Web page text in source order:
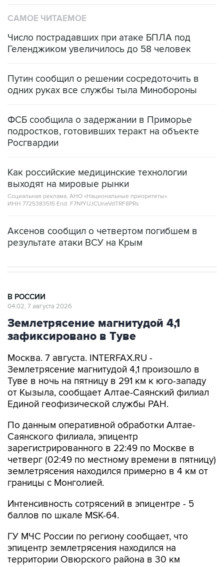
САМОЕ ЧИТАЕМОЕ
Число пострадавших при атаке БПЛА под
Геленджиком увеличилось до 58 человек
Путин сообщил о решении сосредоточить в
одних руках все службы тыла Минобороны
ФСБ сообщила о задержании в Приморье
подростков, готовивших теракт на объекте
Росгвардии
Как российские медицинские технологии
выходят на мировые рынки
Социальная реклама, АНО «Национальные приоритеты».
ИНН 7725383515 Erid: F7NfYUJCUneVdTRF8PRs
Аксенов сообщил о четвертом погибшем в
результате атаки ВСУ на Крым
В РОССИИ
04:02, 7 августа 2026
Землетрясение магнитудой 4,1
зафиксировано в Туве
Москва. 7 августа. INTERFAX.RU -
Землетрясение магнитудой 4,1 произошло в
Туве в ночь на пятницу в 291 км к юго-западу
от Кызыла, сообщает Алтае-Саянский филиал
Единой геофизической службы РАН.
По данным оперативной обработки Алтае-
Саянского филиала, эпицентр
зарегистрированного в 22:49 по Москве в
четверг (02:49 по местному времени в пятницу)
землетрясения находился примерно в 4 км от
границы с Монголией.
Интенсивность сотрясений в эпицентре - 5
баллов по шкале MSK-64.
ГУ МЧС России по региону сообщает, что
эпицентр землетрясения находился на
территории Овюрского района в 30 км